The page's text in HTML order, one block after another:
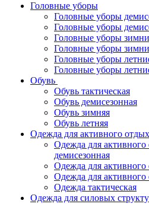
Головные уборы
Головные уборы
Головные уборы
Головные уборы
Головные уборы
Головные уборы
Головные уборы
Обувь
Обувь тактическая
Обувь демисезонная
Обувь зимняя
Обувь летняя
Одежда для активного
Одежда для активного
демисезонная
Одежда для
Одежда для активного
Одежда тактическая
Одежда для силовых